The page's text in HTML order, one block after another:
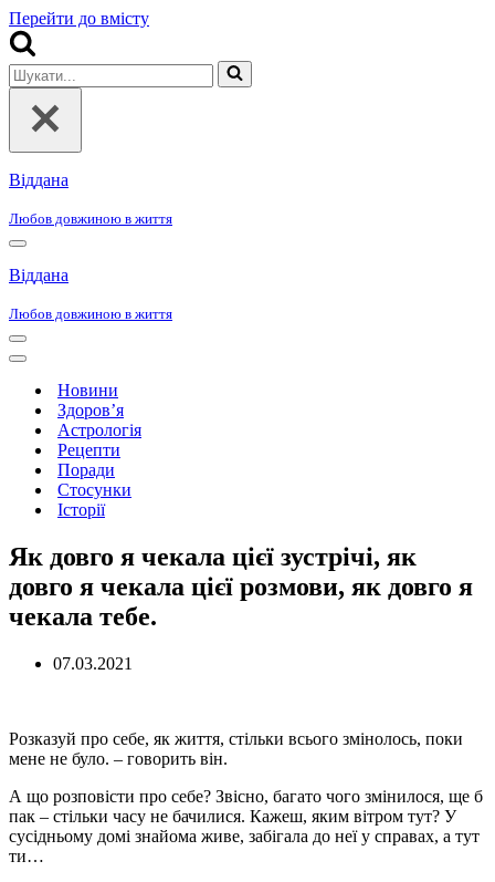
Перейти до вмісту
Шукати...
Віддана
Любов довжиною в життя
Меню
навігації
Віддана
Любов довжиною в життя
Меню
навігації
Меню
навігаціїНовини
Здоров’я
Астрологія
Рецепти
Поради
Стосунки
Історії
Як довго я чекала цієї зустрічі, як
довго я чекала цієї розмови, як довго я
чекала тебе.
07.03.2021
Розказуй про себе, як життя, стільки всього змінолось, поки
мене не було. – говорить він.
А що розповісти про себе? Звісно, багато чого змінилося, ще б
пак – стільки часу не бачилися. Кажеш, яким вітром тут? У
сусідньому домі знайома живе, забігала до неї у справах, а тут
ти…